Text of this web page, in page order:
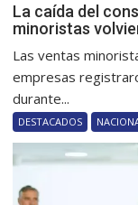
La caída del
minoristas
Las ventas
empresas
durante...
DESTACADOS